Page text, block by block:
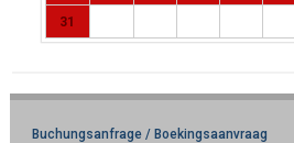
31
Buchungsanfrage / Boekingsaanvraag